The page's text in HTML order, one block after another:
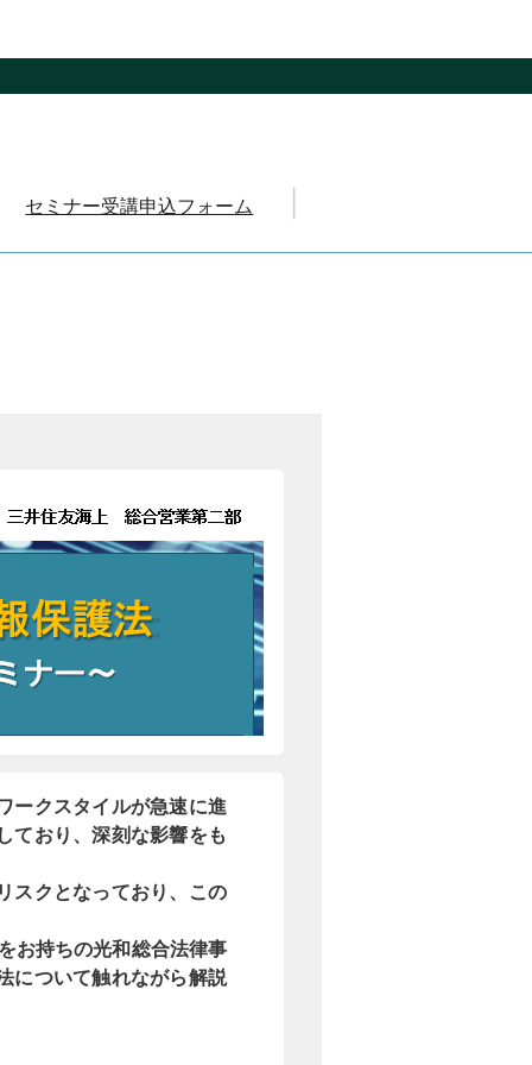
セミナー受講申込フォーム
ークスタイルが急速に進
ており、深刻な影響をも
スクとなっており、この
お持ちの光和総合法律事
について触れながら解説